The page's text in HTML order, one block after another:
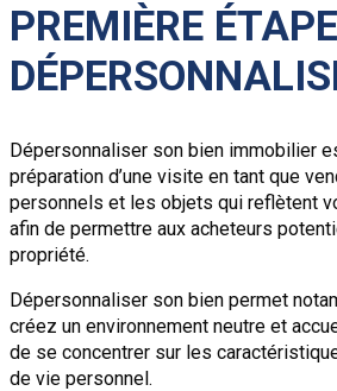
PREMIÈRE
Dépersonnaliser son bien immobilier
préparation d’une visite en tant que
personnels et les objets qui reflètent
afin de permettre aux acheteurs
propriété.
Dépersonnaliser son bien permet
créez un environnement neutre et
de se concentrer sur les
de vie personnel.